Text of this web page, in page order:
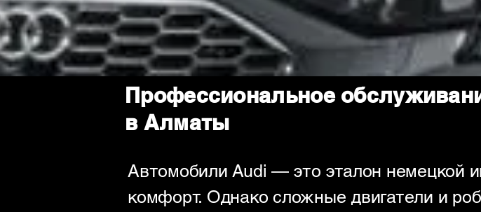
Профессиональное
в Алматы
Автомобили Audi — это эталон немецкой
комфорт. Однако сложные двигатели и